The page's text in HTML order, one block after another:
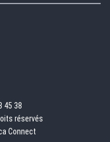
45 38
réservés
Connect